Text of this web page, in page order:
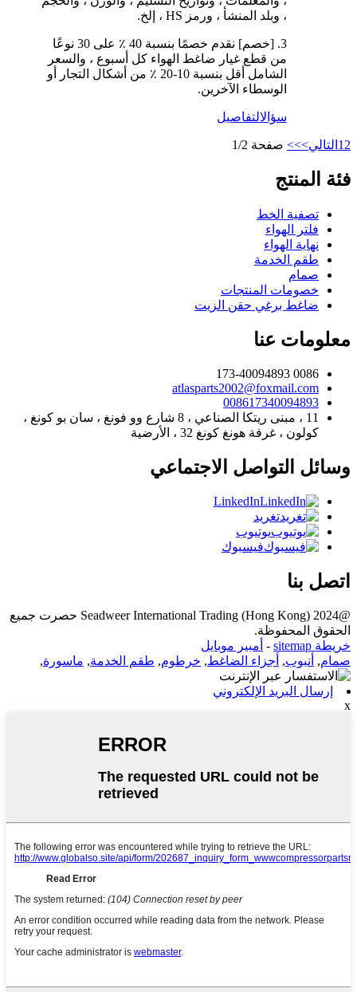
، وبلد المنشأ ، ورمز HS ، إلخ.
3. [خصم] نقدم خصمًا بنسبة 40 ٪ على 30 نوعًا
من قطع غيار ضاغط الهواء كل أسبوع ، والسعر
الشامل أقل بنسبة 10-20 ٪ من أشكال التجار أو
الوسطاء الآخرين.
سؤالالتفاصيل
1 2 التالي>>> صفحة 1/2
فئة المنتج
تصفية الخط
فلتر الهواء
نهاية الهواء
طقم الخدمة
صمام
خصومات المنتجات
ضاغط برغي حقن الزيت
معلومات عنا
0086 173-40094893
atlasparts2002@foxmail.com
008617340094893
11 ، مبنى ريتكا الصناعي ، 8 شارع وو فونغ ، سان بو كونغ ،
كولون ، غرفة هونغ كونغ 32 ، الأرضية
وسائل التواصل الاجتماعي
LinkedIn
تغريد
يوتيوب
فيسبوك
اتصل بنا
@2024 Seadweer International Trading (Hong Kong) حصرت جميع
الحقوق المحفوظة.
خريطة sitemap
- أمبير موبايل
صمام, أنبوب, أجزاء الضاغط, خرطوم, طقم الخدمة, ماسورة,
إرسال البريد الإلكتروني
x